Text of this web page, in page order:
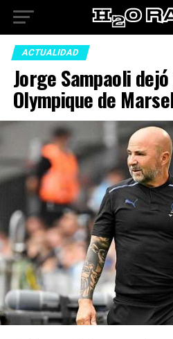
ACTUALIDAD
Jorge Sampaoli
Olympique de